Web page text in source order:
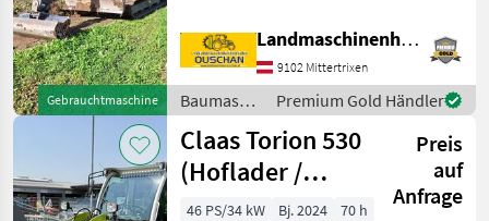
Gebrauchtmaschine
Powertilt - hydr.
Schnellwechsler -
Böschungslöffel 100cm -
Zahnlöffel 70cm
Landmaschinenhandel Ouschan Anton
9102 Mittertrixen
Baumaschinen
/ Kubota
Premium Gold Händler
Claas Torion 530
(Hoflader /
Radlader)
Preis
auf
Anfrage
46 PS/34 kW Bj. 2024
70 h